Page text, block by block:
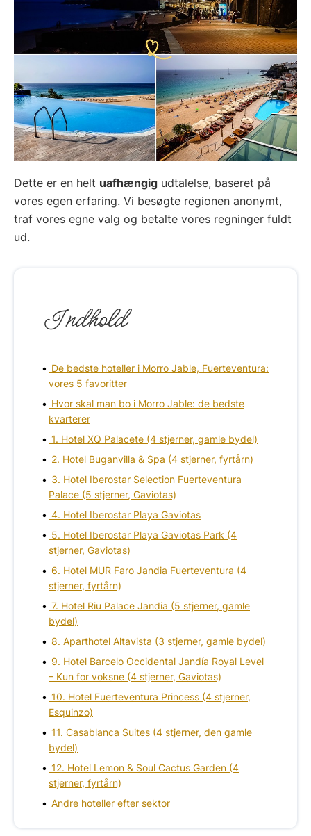
Dette er en helt uafhængig udtalelse, baseret på
vores egen erfaring. Vi besøgte regionen anonymt,
traf vores egne valg og betalte vores regninger fuldt
ud.
Indhold
De bedste hoteller i Morro Jable, Fuerteventura:
vores 5 favoritter
Hvor skal man bo i Morro Jable: de bedste
kvarterer
1. Hotel XQ Palacete (4 stjerner, gamle bydel)
2. Hotel Buganvilla & Spa (4 stjerner, fyrtårn)
3. Hotel Iberostar Selection Fuerteventura
Palace (5 stjerner, Gaviotas)
4. Hotel Iberostar Playa Gaviotas
5. Hotel Iberostar Playa Gaviotas Park (4
stjerner, Gaviotas)
6. Hotel MUR Faro Jandia Fuerteventura (4
stjerner, fyrtårn)
7. Hotel Riu Palace Jandia (5 stjerner, gamle
bydel)
8. Aparthotel Altavista (3 stjerner, gamle bydel)
9. Hotel Barcelo Occidental Jandía Royal Level
– Kun for voksne (4 stjerner, Gaviotas)
10. Hotel Fuerteventura Princess (4 stjerner,
Esquinzo)
11. Casablanca Suites (4 stjerner, den gamle
bydel)
12. Hotel Lemon & Soul Cactus Garden (4
stjerner, fyrtårn)
Andre hoteller efter sektor